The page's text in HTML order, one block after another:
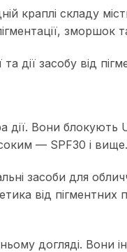
краплі складу
зморшок
дії засобу від
дії. Вони
— SPF30 і вище.
засоби для
від
догляді. Вони